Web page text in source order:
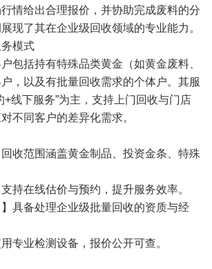
情给出合理报价，并协助完成废料的分
现了其在企业级回收领域的专业能力。
模式
包括持有特殊品类黄金（如黄金废料、
，以及有批量回收需求的个体户。其服
+线下服务”为主，支持上门回收与门店
不同客户的差异化需求。
收范围涵盖黄金制品、投资金条、特殊
持在线估价与预约，提升服务效率。
具备处理企业级批量回收的资质与经
专业检测设备，报价公开可查。